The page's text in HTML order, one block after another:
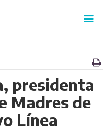
presidenta
Madres de
Línea